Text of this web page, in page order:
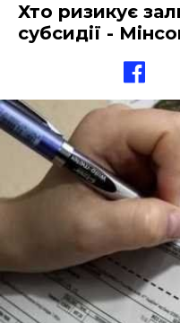
Хто ризикує
субсидії -